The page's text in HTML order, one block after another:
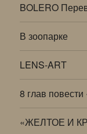
BOLERO
В зоопарке
LENS-ART
8 глав
«ЖЕЛТОЕ И